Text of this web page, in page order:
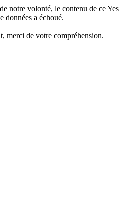
notre volonté, le contenu de ce
données a échoué.
merci de votre compréhension.